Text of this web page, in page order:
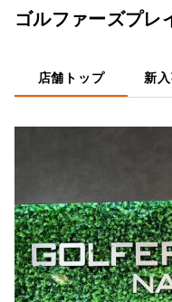
ゴルファーズプレ
店舗トップ 新